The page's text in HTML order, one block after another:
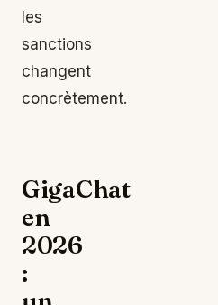
les
sanctions
changent
concrètement.
GigaChat
en
2026
: